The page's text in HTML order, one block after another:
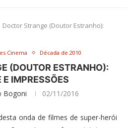
Doctor Strange (Doutor Estranho):
Cinema Década de 2010
(DOUTOR ESTRANHO):
E IMPRESSÕES
Bogoni 02/11/2016
onda de filmes de super-herói